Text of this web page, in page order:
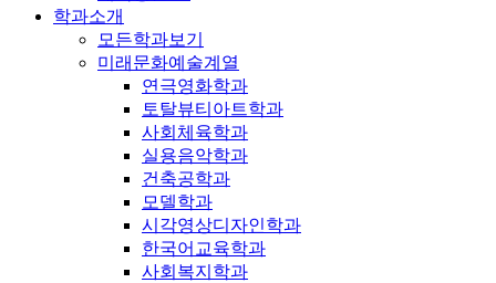
학과소개
모든학과보기
미래문화예술계열
연극영화학과
토탈뷰티아트학과
사회체육학과
실용음악학과
건축공학과
모델학과
시각영상디자인학과
한국어교육학과
사회복지학과